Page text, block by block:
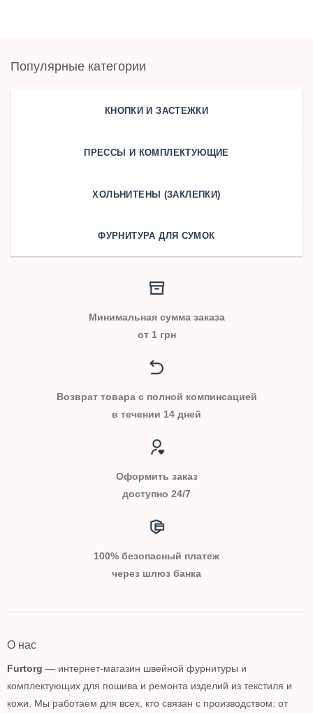
Популярные категории
КНОПКИ И ЗАСТЕЖКИ
ПРЕССЫ И КОМПЛЕКТУЮЩИЕ
ХОЛЬНИТЕНЫ (ЗАКЛЕПКИ)
ФУРНИТУРА ДЛЯ СУМОК
Минимальная сумма заказа
от 1 грн
Возврат товара с полной компинсацией
в течении 14 дней
Оформить заказ
доступно 24/7
100% безопасный платеж
через шлюз банка
О нас
Furtorg — интернет-магазин швейной фурнитуры и
комплектующих для пошива и ремонта изделий из текстиля и
кожи. Мы работаем для всех, кто связан с производством: от